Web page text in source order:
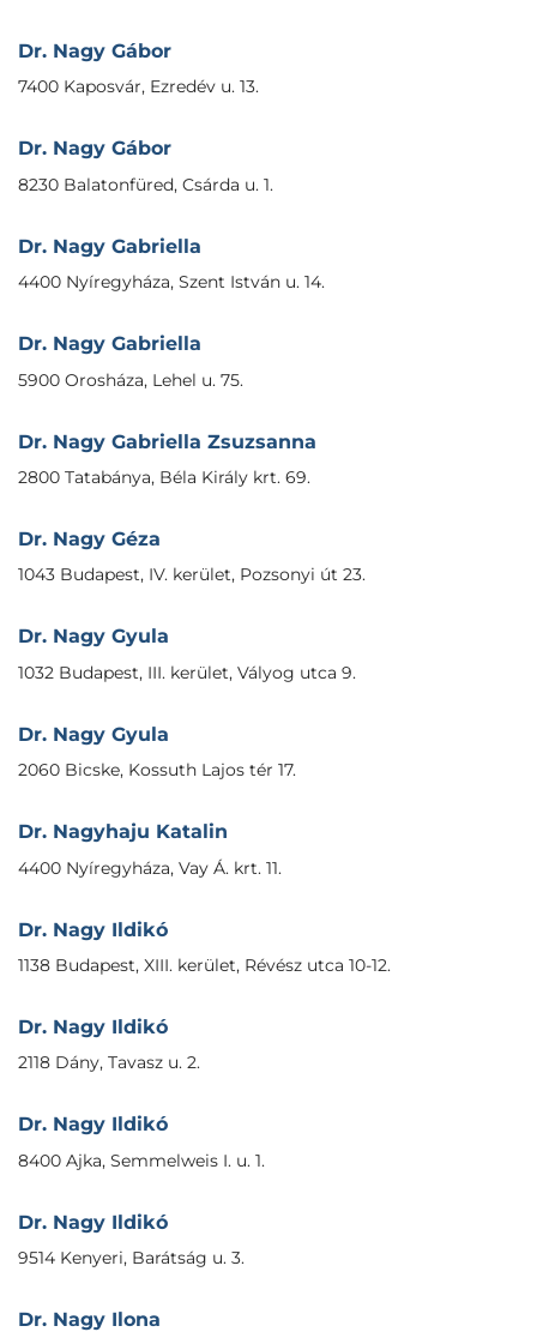
Dr. Nagy Gábor
7400 Kaposvár, Ezredév u. 13.
Dr. Nagy Gábor
8230 Balatonfüred, Csárda u. 1.
Dr. Nagy Gabriella
4400 Nyíregyháza, Szent István u. 14.
Dr. Nagy Gabriella
5900 Orosháza, Lehel u. 75.
Dr. Nagy Gabriella Zsuzsanna
2800 Tatabánya, Béla Király krt. 69.
Dr. Nagy Géza
1043 Budapest, IV. kerület, Pozsonyi út 23.
Dr. Nagy Gyula
1032 Budapest, III. kerület, Vályog utca 9.
Dr. Nagy Gyula
2060 Bicske, Kossuth Lajos tér 17.
Dr. Nagyhaju Katalin
4400 Nyíregyháza, Vay Á. krt. 11.
Dr. Nagy Ildikó
1138 Budapest, XIII. kerület, Révész utca 10-12.
Dr. Nagy Ildikó
2118 Dány, Tavasz u. 2.
Dr. Nagy Ildikó
8400 Ajka, Semmelweis I. u. 1.
Dr. Nagy Ildikó
9514 Kenyeri, Barátság u. 3.
Dr. Nagy Ilona